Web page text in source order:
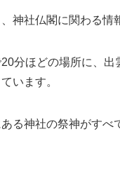
神社仏閣に関わる情
分ほどの場所に、
います。
る神社の祭神がすべ